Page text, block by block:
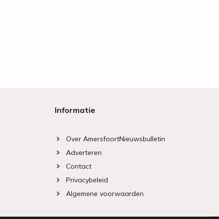
Informatie
Over AmersfoortNieuwsbulletin
Adverteren
Contact
Privacybeleid
Algemene voorwaarden